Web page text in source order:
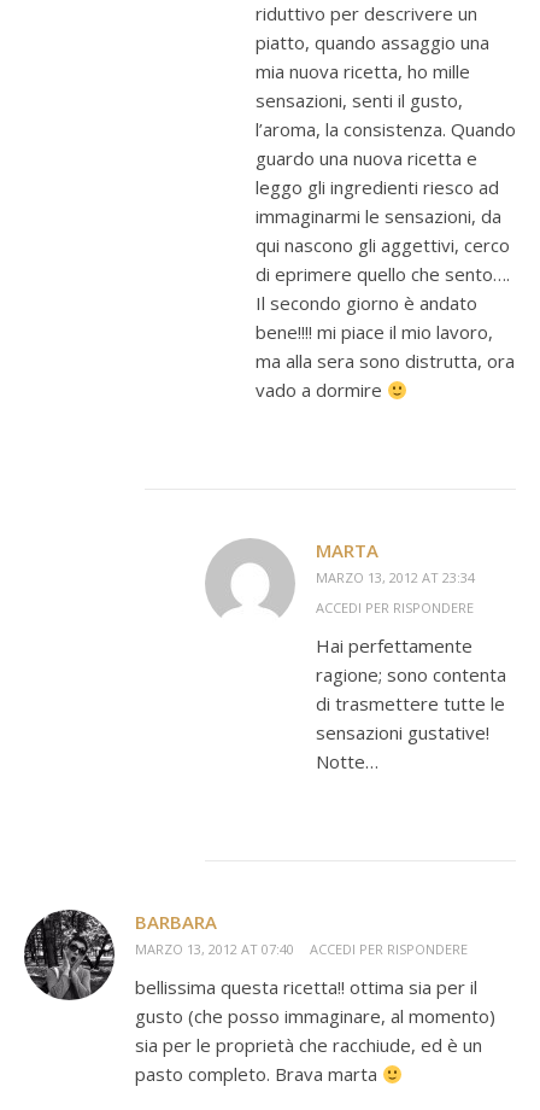
riduttivo per descrivere un
piatto, quando assaggio una
mia nuova ricetta, ho mille
sensazioni, senti il gusto,
l’aroma, la consistenza. Quando
guardo una nuova ricetta e
leggo gli ingredienti riesco ad
immaginarmi le sensazioni, da
qui nascono gli aggettivi, cerco
di eprimere quello che sento….
Il secondo giorno è andato
bene!!!! mi piace il mio lavoro,
ma alla sera sono distrutta, ora
vado a dormire
MARTA
MARZO 13, 2012 AT 23:34
ACCEDI PER RISPONDERE
Hai perfettamente
ragione; sono contenta
di trasmettere tutte le
sensazioni gustative!
Notte…
BARBARA
MARZO 13, 2012 AT 07:40 ACCEDI PER RISPONDERE
bellissima questa ricetta!! ottima sia per il
gusto (che posso immaginare, al momento)
sia per le proprietà che racchiude, ed è un
pasto completo. Brava marta